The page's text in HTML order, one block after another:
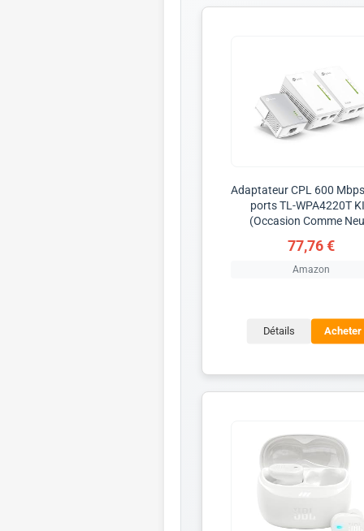
Adaptateur CPL 600
ports TL-WPA4220T
(Occasion Comme
77,76 €
Amazon
Détails Acheter